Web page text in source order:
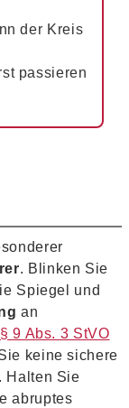
der Kreis
passieren
. Blinken Sie
Spiegel und
an
§ 9 Abs. 3 StVO
keine sichere
Halten Sie
abruptes